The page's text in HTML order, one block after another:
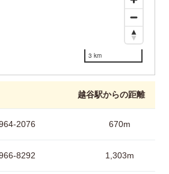
3 km
越谷駅からの距離
2076 670m
8292 1,303m